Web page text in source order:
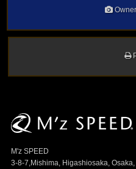
M'z SPEED
3-8-7,Mishima, Higashiosaka,